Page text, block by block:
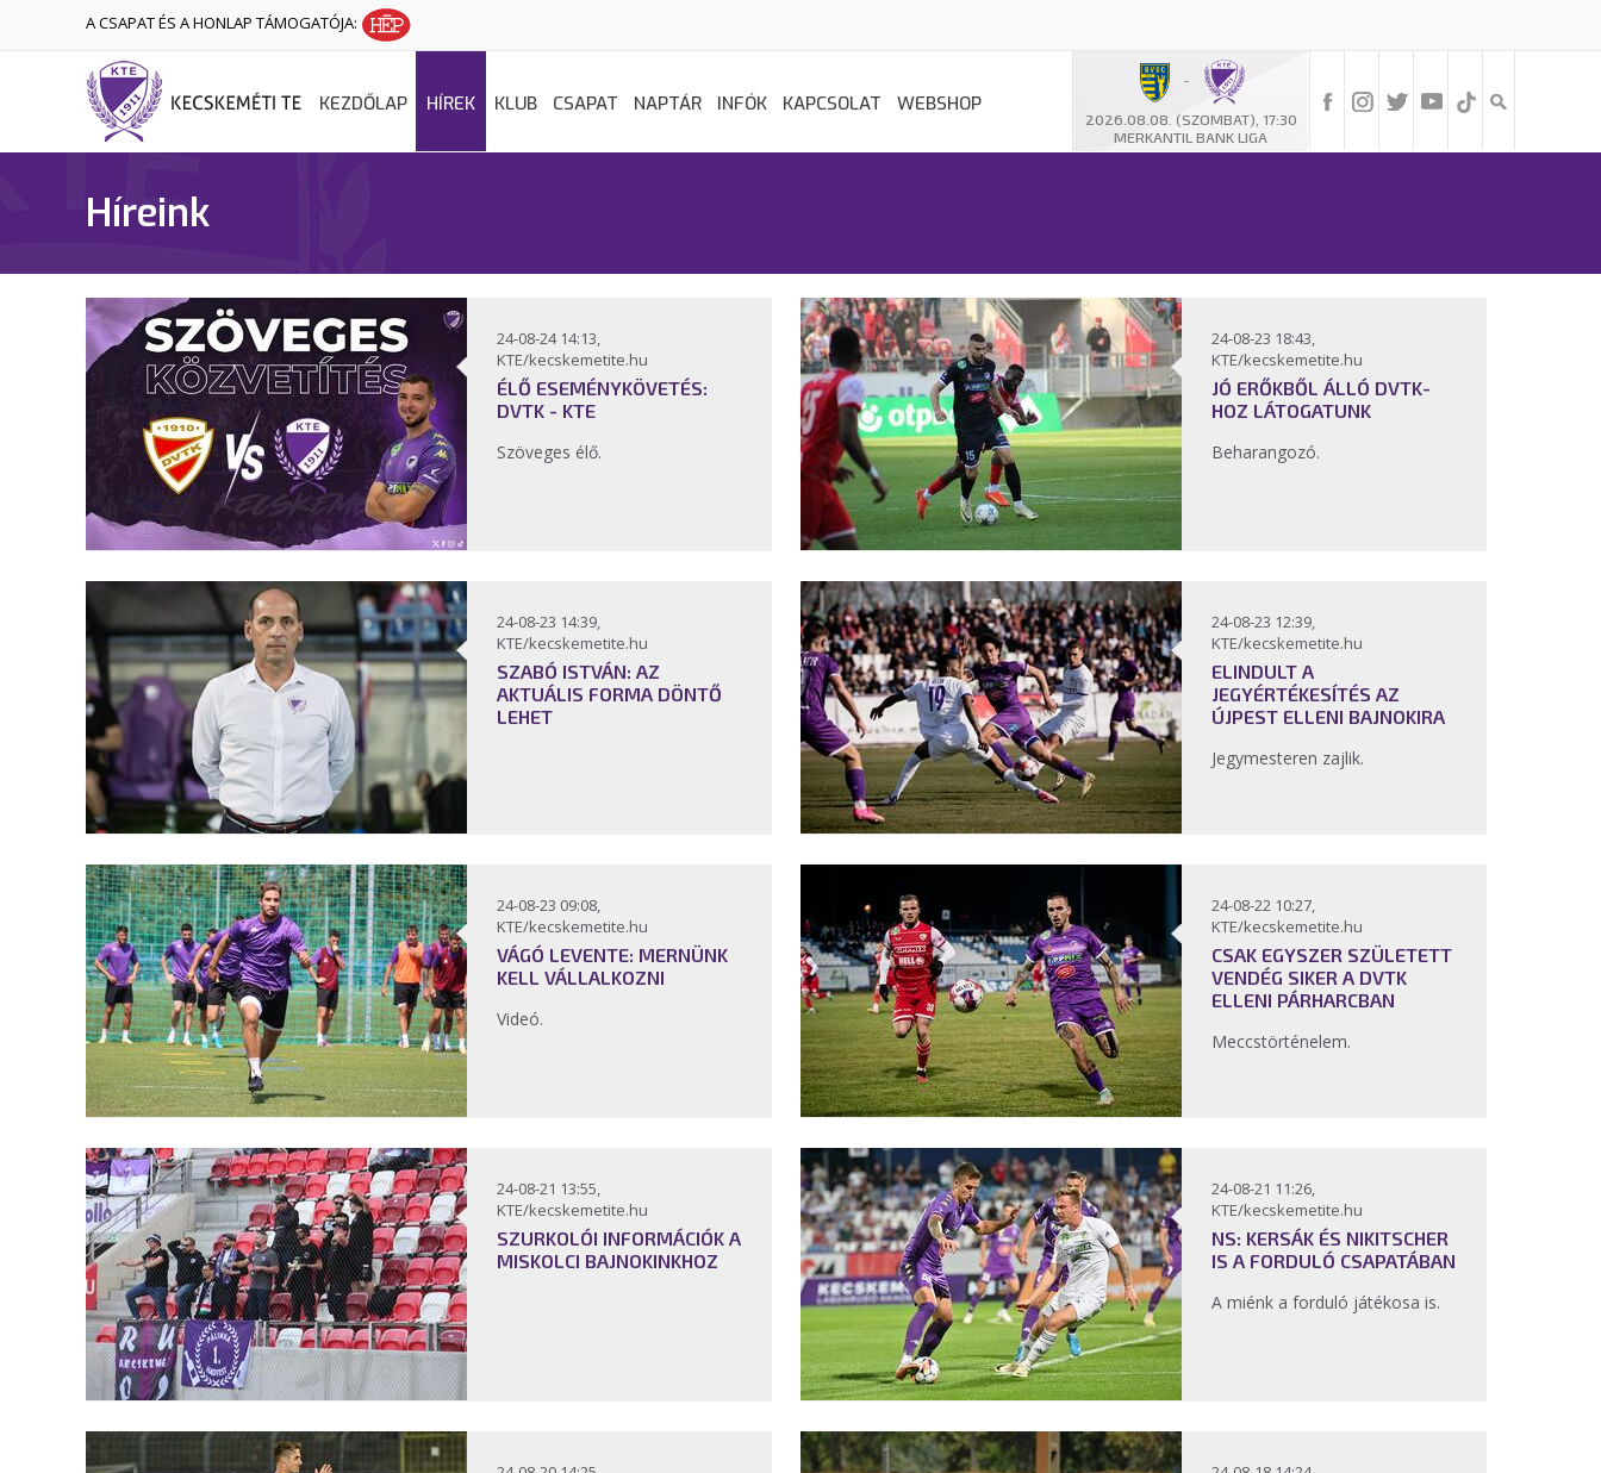
A CSAPAT ÉS A HONLAP TÁMOGATÓJA:
-
2026.08.08. (SZOMBAT), 17:30
MERKANTIL BANK LIGA
KEZDŐLAP HÍREK KLUB CSAPAT NAPTÁR INFÓK KAPCSOLAT WEBSHOP
Híreink
24-08-24 14:13,
KTE/kecskemetite.hu
ÉLŐ ESEMÉNYKÖVETÉS:
DVTK - KTE
Szöveges élő.
24-08-23 18:43,
KTE/kecskemetite.hu
JÓ ERŐKBŐL ÁLLÓ DVTK-
HOZ LÁTOGATUNK
Beharangozó.
24-08-23 14:39,
KTE/kecskemetite.hu
SZABÓ ISTVÁN: AZ
AKTUÁLIS FORMA DÖNTŐ
LEHET
24-08-23 12:39,
KTE/kecskemetite.hu
ELINDULT A
JEGYÉRTÉKESÍTÉS AZ
ÚJPEST ELLENI BAJNOKIRA
Jegymesteren zajlik.
24-08-23 09:08,
KTE/kecskemetite.hu
VÁGÓ LEVENTE: MERNÜNK
KELL VÁLLALKOZNI
Videó.
24-08-22 10:27,
KTE/kecskemetite.hu
CSAK EGYSZER SZÜLETETT
VENDÉG SIKER A DVTK
ELLENI PÁRHARCBAN
Meccstörténelem.
24-08-21 13:55,
KTE/kecskemetite.hu
SZURKOLÓI INFORMÁCIÓK A
MISKOLCI BAJNOKINKHOZ
24-08-21 11:26,
KTE/kecskemetite.hu
NS: KERSÁK ÉS NIKITSCHER
IS A FORDULÓ CSAPATÁBAN
A miénk a forduló játékosa is.